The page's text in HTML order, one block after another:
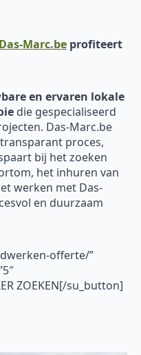
Das-Marc.be profiteert
en ervaren lokale
die gespecialiseerd
Das-Marc.be
proces,
bij het zoeken
het inhuren van
werken met Das-
en duurzaam
offerte/”
ZOEKEN[/su_button]